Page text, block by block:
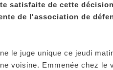
satisfaite de cette
de l'association de
le juge unique ce jeudi
voisine. Emmenée chez